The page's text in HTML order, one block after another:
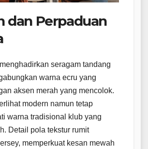
dan Perpaduan
seragam tandang
warna ecru yang
aksen merah yang mencolok.
modern namun tetap
warna tradisional klub yang
Detail pola tekstur rumit
memperkuat kesan mewah